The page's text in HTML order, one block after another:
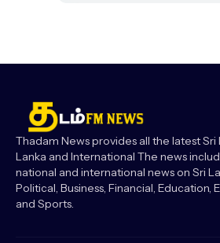
Thadam News provides all the latest Sri
Lanka and International The news
national and international news on Sri
Political, Business, Financial,
and Sports.